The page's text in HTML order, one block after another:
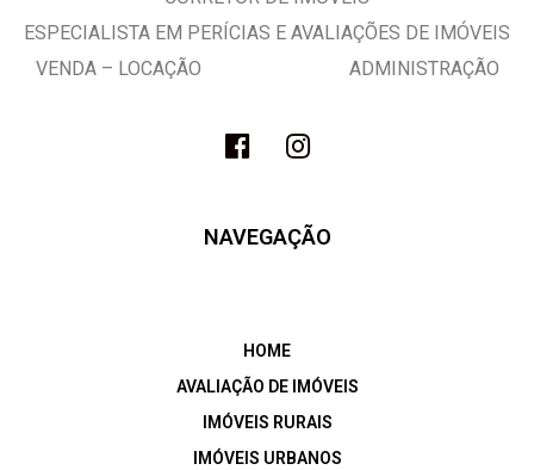
ESPECIALISTA EM PERÍCIAS E AVALIAÇÕES DE IMÓVEIS
VENDA – LOCAÇÃO ADMINISTRAÇÃO
NAVEGAÇÃO
HOME
AVALIAÇÃO DE IMÓVEIS
IMÓVEIS RURAIS
IMÓVEIS URBANOS